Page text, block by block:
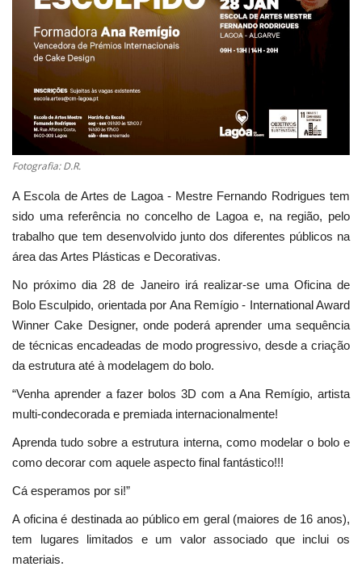
Lazer
Ambiente
Fotografia: D.R.
A Escola de Artes de Lagoa - Mestre Fernando Rodrigues tem
sido uma referência no concelho de Lagoa e, na região, pelo
trabalho que tem desenvolvido junto dos diferentes públicos na
área das Artes Plásticas e Decorativas.
No próximo dia 28 de Janeiro irá realizar-se uma Oficina de
Bolo Esculpido, orientada por Ana Remígio - International Award
Winner Cake Designer, onde poderá aprender uma sequência
de técnicas encadeadas de modo progressivo, desde a criação
da estrutura até à modelagem do bolo.
“Venha aprender a fazer bolos 3D com a Ana Remígio, artista
multi-condecorada e premiada internacionalmente!
Aprenda tudo sobre a estrutura interna, como modelar o bolo e
como decorar com aquele aspecto final fantástico!!!
Cá esperamos por si!”
A oficina é destinada ao público em geral (maiores de 16 anos),
tem lugares limitados e um valor associado que inclui os
materiais.